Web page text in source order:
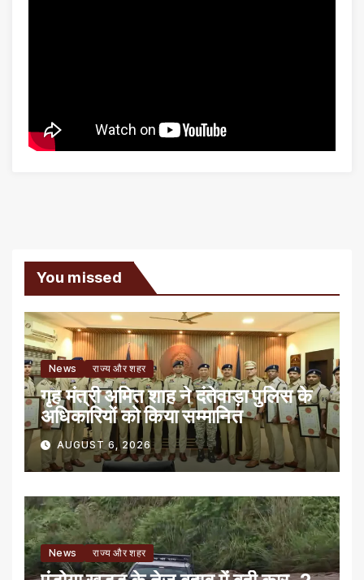
You missed
News राज्य और शहर
गृह मंत्री अमित शाह ने दंतेवाड़ा पुलिस के
अधिकारियों को किया सम्मानित
AUGUST 6, 2026
News राज्य और शहर